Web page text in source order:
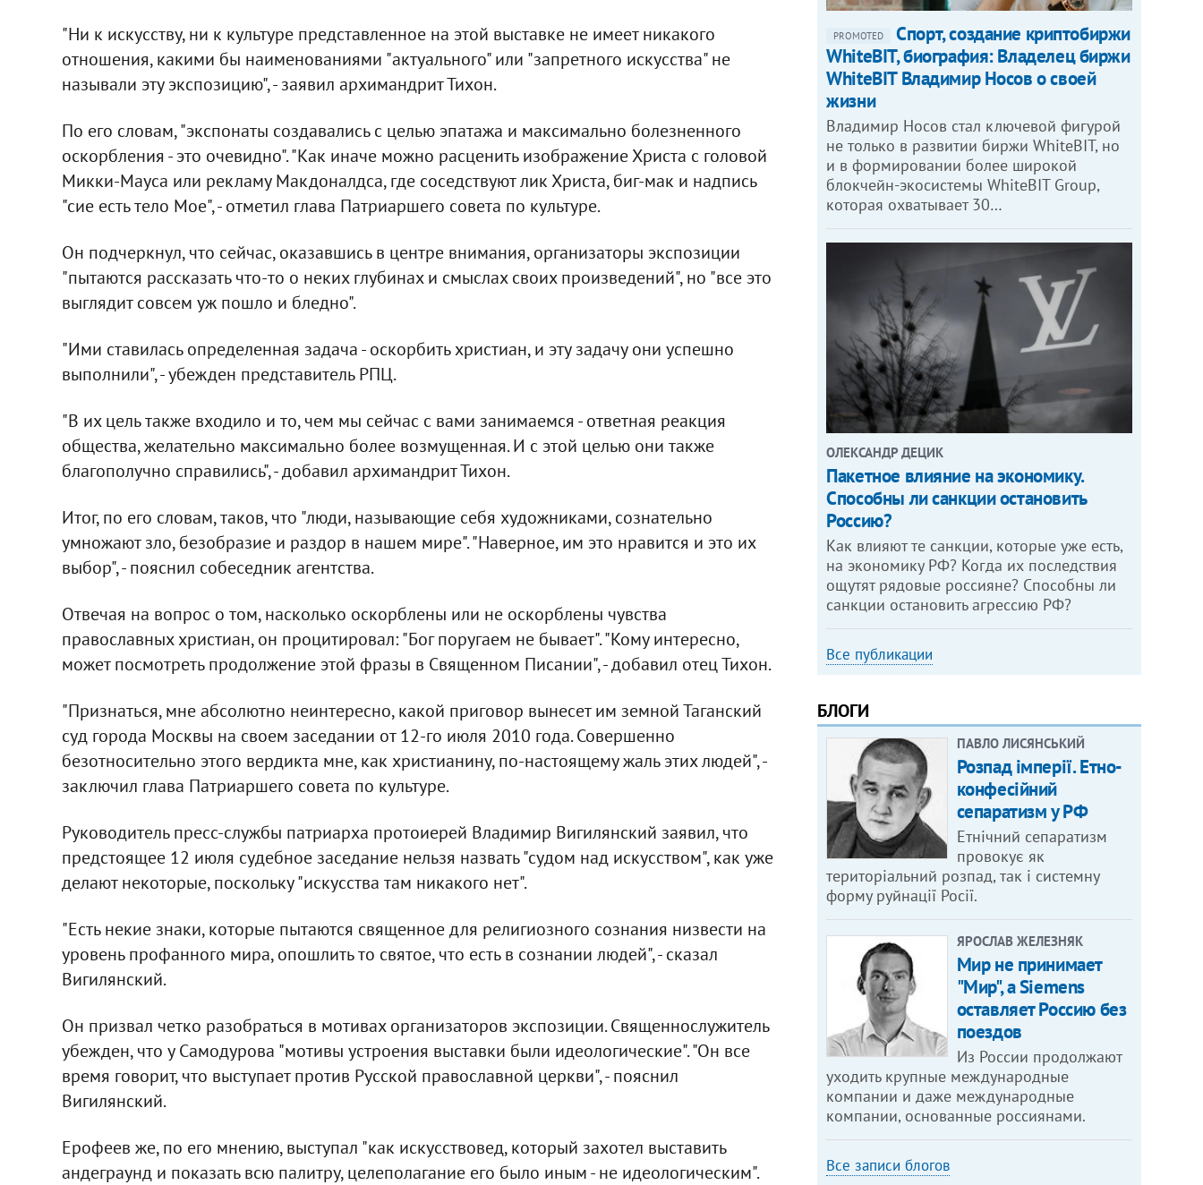
"Ни к искусству, ни к культуре представленное на этой выставке не имеет никакого
отношения, какими бы наименованиями "актуального" или "запретного искусства" не
называли эту экспозицию", - заявил архимандрит Тихон.
По его словам, "экспонаты создавались с целью эпатажа и максимально болезненного
оскорбления - это очевидно". "Как иначе можно расценить изображение Христа с головой
Микки-Мауса или рекламу Макдоналдса, где соседствуют лик Христа, биг-мак и надпись
"сие есть тело Мое", - отметил глава Патриаршего совета по культуре.
Он подчеркнул, что сейчас, оказавшись в центре внимания, организаторы экспозиции
"пытаются рассказать что-то о неких глубинах и смыслах своих произведений", но "все это
выглядит совсем уж пошло и бледно".
"Ими ставилась определенная задача - оскорбить христиан, и эту задачу они успешно
выполнили", - убежден представитель РПЦ.
"В их цель также входило и то, чем мы сейчас с вами занимаемся - ответная реакция
общества, желательно максимально более возмущенная. И с этой целью они также
благополучно справились", - добавил архимандрит Тихон.
Итог, по его словам, таков, что "люди, называющие себя художниками, сознательно
умножают зло, безобразие и раздор в нашем мире". "Наверное, им это нравится и это их
выбор", - пояснил собеседник агентства.
Отвечая на вопрос о том, насколько оскорблены или не оскорблены чувства
православных христиан, он процитировал: "Бог поругаем не бывает". "Кому интересно,
может посмотреть продолжение этой фразы в Священном Писании", - добавил отец Тихон.
"Признаться, мне абсолютно неинтересно, какой приговор вынесет им земной Таганский
суд города Москвы на своем заседании от 12-го июля 2010 года. Совершенно
безотносительно этого вердикта мне, как христианину, по-настоящему жаль этих людей", -
заключил глава Патриаршего совета по культуре.
Руководитель пресс-службы патриарха протоиерей Владимир Вигилянский заявил, что
предстоящее 12 июля судебное заседание нельзя назвать "судом над искусством", как уже
делают некоторые, поскольку "искусства там никакого нет".
"Есть некие знаки, которые пытаются священное для религиозного сознания низвести на
уровень профанного мира, опошлить то святое, что есть в сознании людей", - сказал
Вигилянский.
Он призвал четко разобраться в мотивах организаторов экспозиции. Священнослужитель
убежден, что у Самодурова "мотивы устроения выставки были идеологические". "Он все
время говорит, что выступает против Русской православной церкви", - пояснил
Вигилянский.
Ерофеев же, по его мнению, выступал "как искусствовед, который захотел выставить
андеграунд и показать всю палитру, целеполагание его было иным - не идеологическим".
PROMOTED
Спорт, создание криптобиржи
WhiteBIT, биография: Владелец биржи
WhiteBIT Владимир Носов о своей
жизни
Владимир Носов стал ключевой фигурой
не только в развитии биржи WhiteBIT, но
и в формировании более широкой
блокчейн-экосистемы WhiteBIT Group,
которая охватывает 30…
ОЛЕКСАНДР ДЕЦИК
Пакетное влияние на экономику.
Способны ли санкции остановить
Россию?
Как влияют те санкции, которые уже есть,
на экономику РФ? Когда их последствия
ощутят рядовые россияне? Способны ли
санкции остановить агрессию РФ?
Все публикации
БЛОГИ
ПАВЛО ЛИСЯНСЬКИЙ
Розпад імперії. Етно-
конфесійний
сепаратизм у РФ
Етнічний сепаратизм
провокує як
територіальний розпад, так і системну
форму руйнації Росії.
ЯРОСЛАВ ЖЕЛЕЗНЯК
Мир не принимает
"Мир", а Siemens
оставляет Россию без
поездов
Из России продолжают
уходить крупные международные
компании и даже международные
компании, основанные россиянами.
Все записи блогов